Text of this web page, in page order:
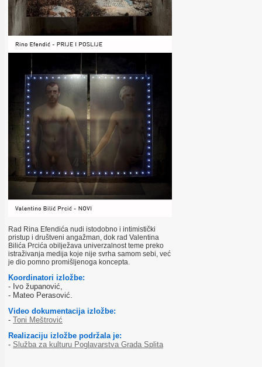
Rad Rina Efendića nudi istodobno i intimistički
pristup i društveni angažman, dok rad Valentina
Bilića Prcića obilježava univerzalnost teme preko
istraživanja medija koje nije svrha samom sebi, već
je dio pomno promišljenoga koncepta.
Koordinatori izložbe:
- Ivo županović,
- Mateo Perasović.
Video dokumentacija izložbe:
- Toni Meštrović
Realizaciju izložbe podržala je:
- Služba za kulturu Poglavarstva Grada Splita